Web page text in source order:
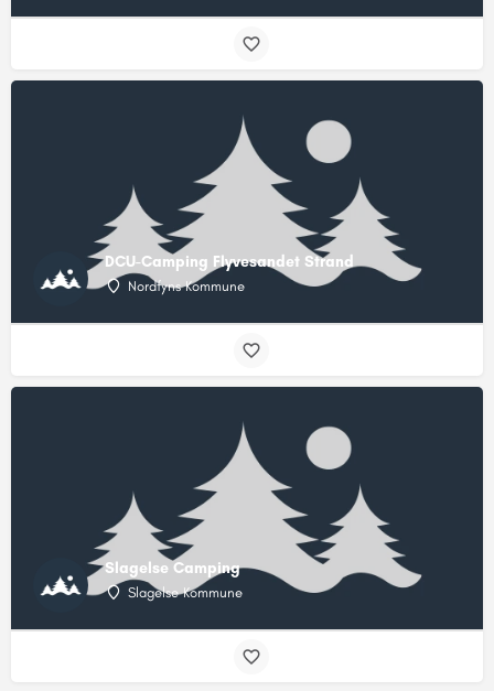
DCU-Camping Flyvesandet Strand
Nordfyns Kommune
Slagelse Camping
Slagelse Kommune